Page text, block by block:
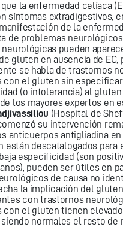
la enfermedad celíaca
síntomas extradigestivos,
de la
de problemas
pueden
gluten en ausencia de EC,
se habla de trastornos
con el gluten sin especificar
(o intolerancia) al
de los mayores expertos en
(Hospital de
su intervención
anticuerpos antigliadina
están descatalogados para
especificidad (son
pueden ser útiles en
de causa no
la implicación del
con trastornos
con el gluten tienen
normales el resto de